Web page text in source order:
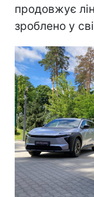
продовжує
зроблено у